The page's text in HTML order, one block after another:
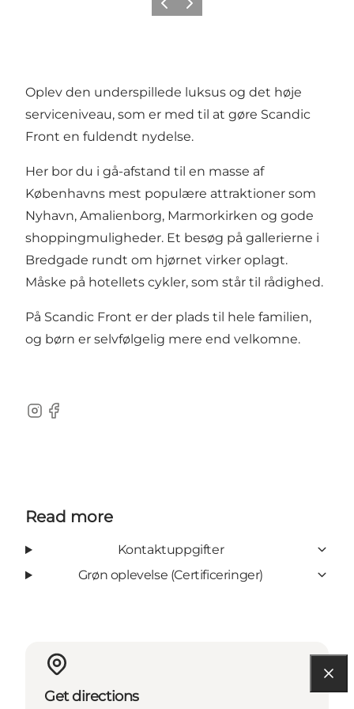
Previous
Next
Oplev den underspillede luksus og det høje
serviceniveau, som er med til at gøre Scandic
Front en fuldendt nydelse.
Her bor du i gå-afstand til en masse af
Københavns mest populære attraktioner som
Nyhavn, Amalienborg, Marmorkirken og gode
shoppingmuligheder. Et besøg på gallerierne i
Bredgade rundt om hjørnet virker oplagt.
Måske på hotellets cykler, som står til rådighed.
På Scandic Front er der plads til hele familien,
og børn er selvfølgelig mere end velkomne.
Instagram
Facebook
Read more
Kontaktuppgifter
Grøn oplevelse (Certificeringer)
Get directions